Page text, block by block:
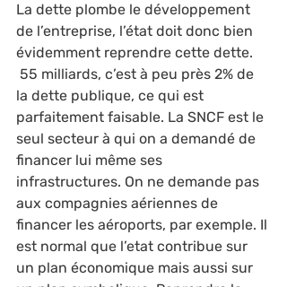
La dette plombe le développement
de l’entreprise, l’état doit donc bien
évidemment reprendre cette dette.
55 milliards, c’est à peu près 2% de
la dette publique, ce qui est
parfaitement faisable. La SNCF est le
seul secteur à qui on a demandé de
financer lui même ses
infrastructures. On ne demande pas
aux compagnies aériennes de
financer les aéroports, par exemple. Il
est normal que l’etat contribue sur
un plan économique mais aussi sur